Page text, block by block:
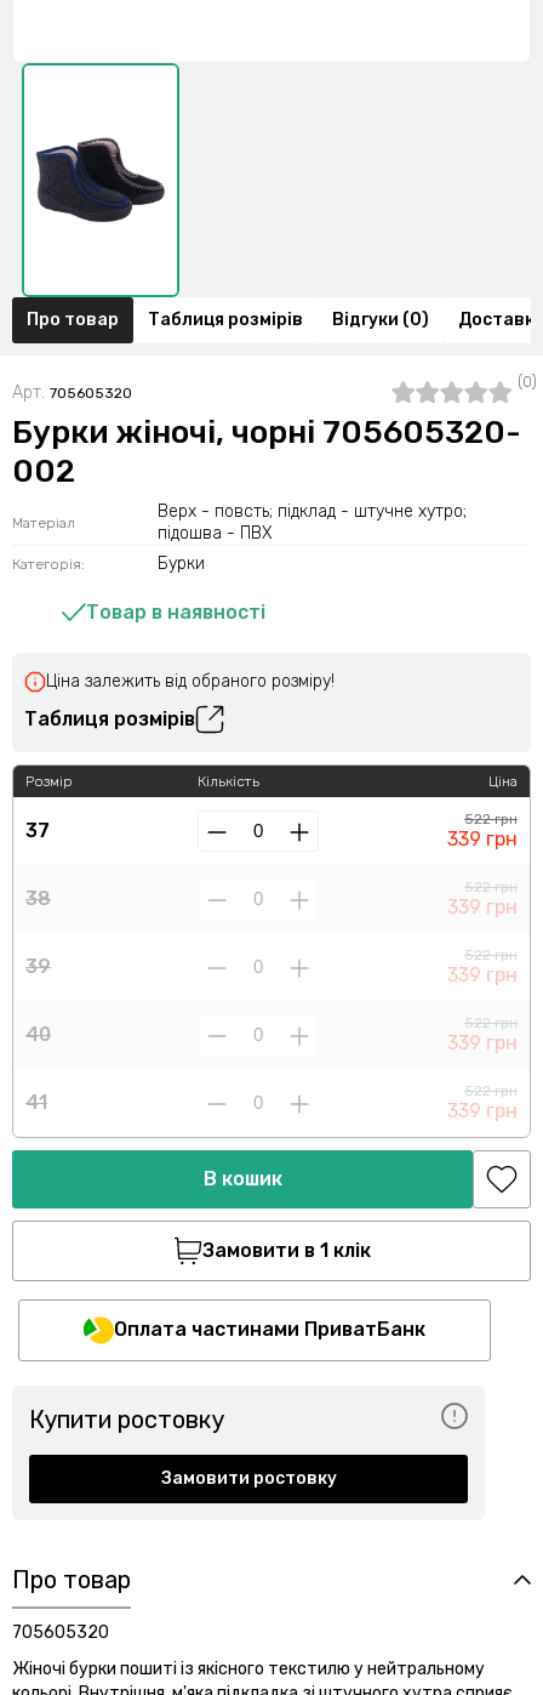
Про товар Таблиця розмірів Відгуки (0)
Арт. 705605320
(0)
Бурки жіночі, чорні 705605320-
002
Матеріал
Верх - повсть; підклад - штучне хутро;
підошва - ПВХ
Категорія: Бурки
Товар в наявності
Ціна залежить від обраного розміру!
Таблиця розмірів
Розмір
37
38
39
40
41
Кількість Ціна
522 грн
339 грн
522 грн
339 грн
522 грн
339 грн
522 грн
339 грн
522 грн
339 грн
В кошик
Замовити в 1 клік
Оплата частинами ПриватБанк
Купити ростовку
Замовити ростовку
Про товар
705605320
Жіночі бурки пошиті із якісного текстилю у нейтральному